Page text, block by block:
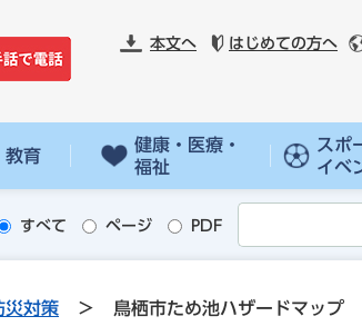
本文へ はじめての方へ
教育
健康・医療・
福祉
スポ
イベ
すべて ページ PDF
災対策 > 鳥栖市ため池ハザードマップ